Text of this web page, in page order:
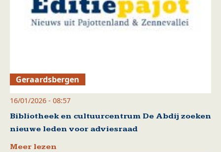
Geraardsbergen
16/01/2026 - 08:57
Bibliotheek en cultuurcentrum De Abdij zoeken
nieuwe leden voor adviesraad
Meer lezen